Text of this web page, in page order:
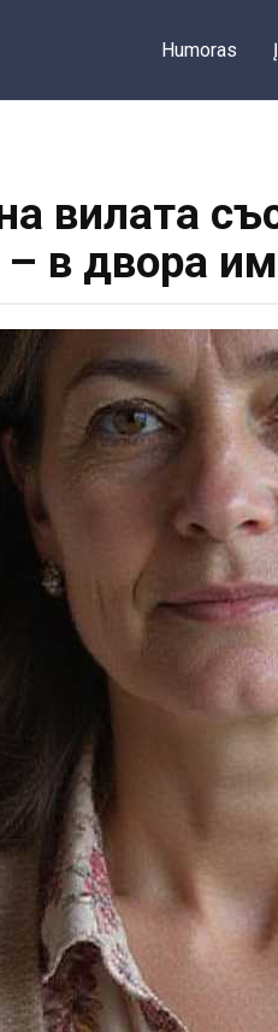
Humoras
вилата
– в двора